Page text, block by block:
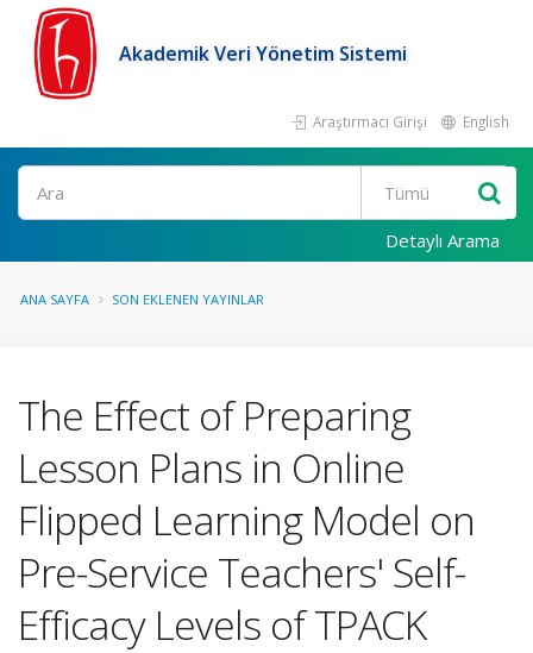
Akademik Veri Yönetim Sistemi
Araştırmacı Girişi English
Ara
Detaylı Arama
ANA SAYFA SON EKLENEN YAYINLAR
The Effect of Preparing
Lesson Plans in Online
Flipped Learning Model on
Pre-Service Teachers' Self-
Efficacy Levels of TPACK